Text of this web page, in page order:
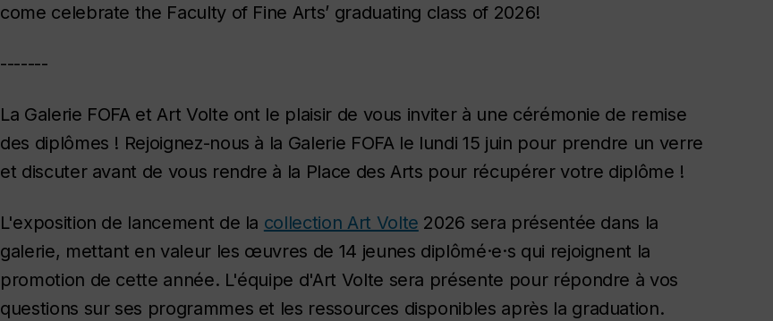
come celebrate the Faculty of Fine Arts’ graduating class of 2026!
-------
La Galerie FOFA et Art Volte ont le plaisir de vous inviter à une cérémonie de remise
des diplômes ! Rejoignez-nous à la Galerie FOFA le lundi 15 juin pour prendre un verre
et discuter avant de vous rendre à la Place des Arts pour récupérer votre diplôme !
L'exposition de lancement de la collection Art Volte 2026 sera présentée dans la
galerie, mettant en valeur les œuvres de 14 jeunes diplômé·e·s qui rejoignent la
promotion de cette année. L'équipe d'Art Volte sera présente pour répondre à vos
questions sur ses programmes et les ressources disponibles après la graduation.